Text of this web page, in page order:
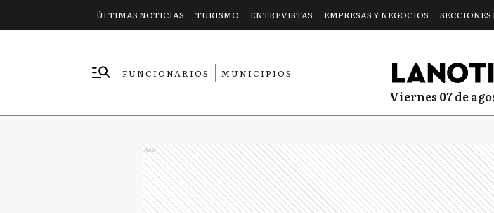
ÚLTIMAS NOTICIAS TURISMO ENTREVISTAS EMPRESAS Y NEGOCIOS
FUNCIONARIOS
MUNICIPIOS
viernes 07 de
Ads